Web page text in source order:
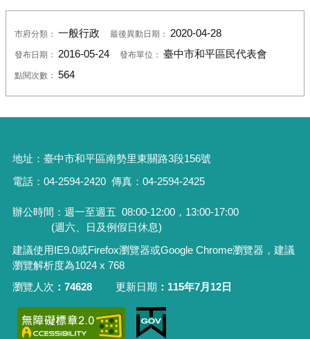
市府分類： 一般行政 最後異動日期： 2020-04-28
發布日期： 2016-05-24 發布單位： 臺中市和平區民代表會
點閱次數： 564
地址： 臺中市和平區南勢里東關路3段156號
電話：04-2594-2420 傳真：04-2594-2425
辦公時間：週一至週五 08:00-12:00，13:00-17:00
(週六、日及例假日休息)
建議使用IE9.0或Firefox瀏覽器或Google Chrome瀏覽器，建議
瀏覽解析度為1024 x 768
瀏覽人次
74628 更新日期 115年7月12日